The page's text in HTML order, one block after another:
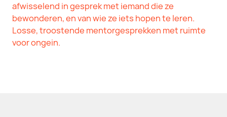
afwisselend in gesprek met iemand die ze
bewonderen, en van wie ze iets hopen te leren.
Losse, troostende mentorgesprekken met ruimte
voor ongein.